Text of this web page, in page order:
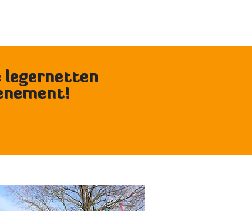
legernetten